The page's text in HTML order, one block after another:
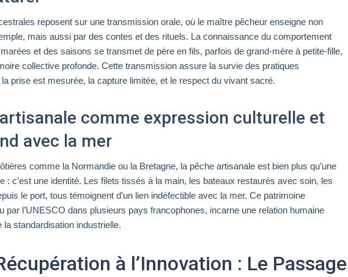
reposent sur une transmission orale, où le maître pêcheur enseigne non
mais aussi par des contes et des rituels. La connaissance du comportement
et des saisons se transmet de père en fils, parfois de grand-mère à petite-fille,
collective profonde. Cette transmission assure la survie des pratiques
prise est mesurée, la capture limitée, et le respect du vivant sacré.
comme expression culturelle et
avec la mer
comme la Normandie ou la Bretagne, la pêche artisanale est bien plus qu’une
: c’est une identité. Les filets tissés à la main, les bateaux restaurés avec soin, les
le port, tous témoignent d’un lien indéfectible avec la mer. Ce patrimoine
par l’UNESCO dans plusieurs pays francophones, incarne une relation humaine
la standardisation industrielle.
à l’Innovation : Le Passage